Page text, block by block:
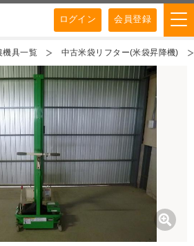
ログイン 会員登録
機具一覧 中古米袋リフター(米袋昇降機)